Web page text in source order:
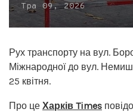
Тра 09, 2026
Рух транспорту на вул.
Міжнародної до вул.
25 квітня.
Про це Харків Times